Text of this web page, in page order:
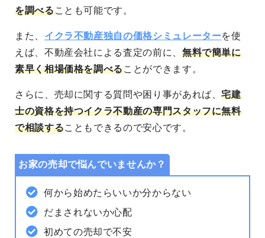
を調べることも可能です。
また、 イクラ不動産独自の価格シミュレーターを使
えば、不動産会社による査定の前に、 無料で簡単に
素早く相場価格を調べることができます。
さらに、売却に関する質問や困り事があれば、宅建
士の資格を持つイクラ不動産の専門スタッフに無料
で相談することもできるので安心です。
お家の売却で悩んでいませんか？
何から始めたらいいか分からない
だまされないか心配
初めての売却で不安